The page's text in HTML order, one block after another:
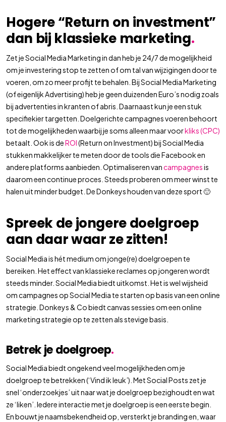
Hogere “Return on investment”
dan bij klassieke marketing.
Zet je Social Media Marketing in dan heb je 24/7 de mogelijkheid
om je investering stop te zetten of om tal van wijzigingen door te
voeren, om zo meer profijt te behalen. Bij Social Media Marketing
(of eigenlijk Advertising) heb je geen duizenden Euro’s nodig zoals
bij advertenties in kranten of abris. Daarnaast kun je een stuk
specifiekier targetten. Doelgerichte campagnes voeren behoort
tot de mogelijkheden waarbij je soms alleen maar voorkliks (CPC)
betaalt. Ook is deROI(Return on Investment) bij Social Media
stukken makkelijker te meten door de tools die Facebook en
andere platforms aanbieden. Optimaliseren vancampagnesis
daarom een continue proces. Steeds proberen om meer winst te
halen uit minder budget. De Donkeys houden van deze sport 🙂
Spreek de jongere doelgroep
aan daar waar ze zitten!
Social Media is hét medium om jonge(re) doelgroepen te
bereiken. Het effect van klassieke reclames op jongeren wordt
steeds minder. Social Media biedt uitkomst. Het is wel wijsheid
om campagnes op Social Media te starten op basis van een online
strategie. Donkeys & Co biedt canvas sessies om een online
marketing strategie op te zetten als stevige basis.
Betrek je doelgroep.
Social Media biedt ongekend veel mogelijkheden om je
doelgroep te betrekken (‘Vind ik leuk’). Met Social Posts zet je
snel ‘onderzoekjes’ uit naar wat je doelgroep bezighoudt en wat
ze ‘liken’. Iedere interactie met je doelgroep is een eerste begin.
En bouwt je naamsbekendheid op, versterkt je branding en, waar